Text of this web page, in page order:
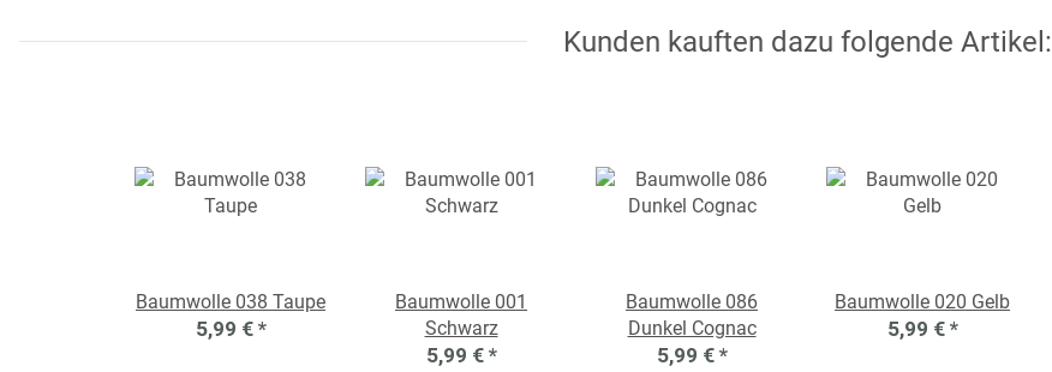
Kunden kauften dazu folgende Artikel:
Baumwolle 038 Taupe
5,99 € *
Baumwolle 001
Schwarz
5,99 € *
Baumwolle 086
Dunkel Cognac
5,99 € *
Baumwolle 020 Gelb
5,99 € *